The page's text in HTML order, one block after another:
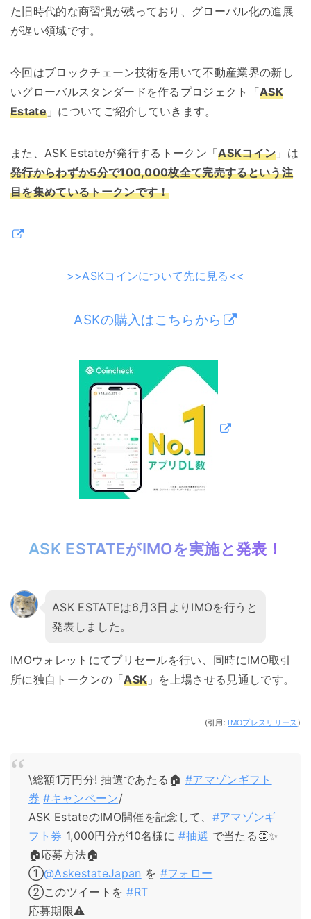
た旧時代的な商習慣が残っており、グローバル化の進展
が遅い領域です。
今回はブロックチェーン技術を用いて不動産業界の新し
いグローバルスタンダードを作るプロジェクト「ASK
Estate」についてご紹介していきます。
また、ASK Estateが発行するトークン「ASKコイン 」は
発行からわずか5分で100,000枚全て完売するという注
目を集めているトークンです！
>>ASKコインについて先に見る<<
ASKの購入はこちらから
ASK ESTATEがIMOを実施と発表！
ASK ESTATEは6月3日よりIMOを行うと
発表しました。
IMOウォレットにてプリセールを行い、同時にIMO取引
所に独自トークンの「ASK 」を上場させる見通しです。
(引用: IMOプレスリリース )
\総額1万円分! 抽選であたる🏠#アマゾンギフト
券 #キャンペーン/
ASK EstateのIMO開催を記念して、 #アマゾンギ
フト券 1,000円分が10名様に#抽選 で当たる👏✨
🏠応募方法🏠
①@AskestateJapan を #フォロー
②このツイートを#RT
応募期限⚠️